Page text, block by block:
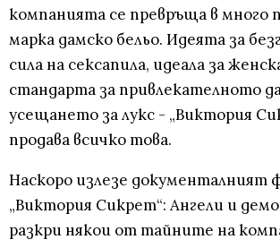
компанията се превръща в много
марка дамско бельо. Идеята за
сила на сексапила, идеала за
стандарта за привлекателното
усещането за лукс - „Виктория
продава всичко това.
Наскоро излезе документалният
„Виктория Сикрет“: Ангели и
разкри някои от тайните на